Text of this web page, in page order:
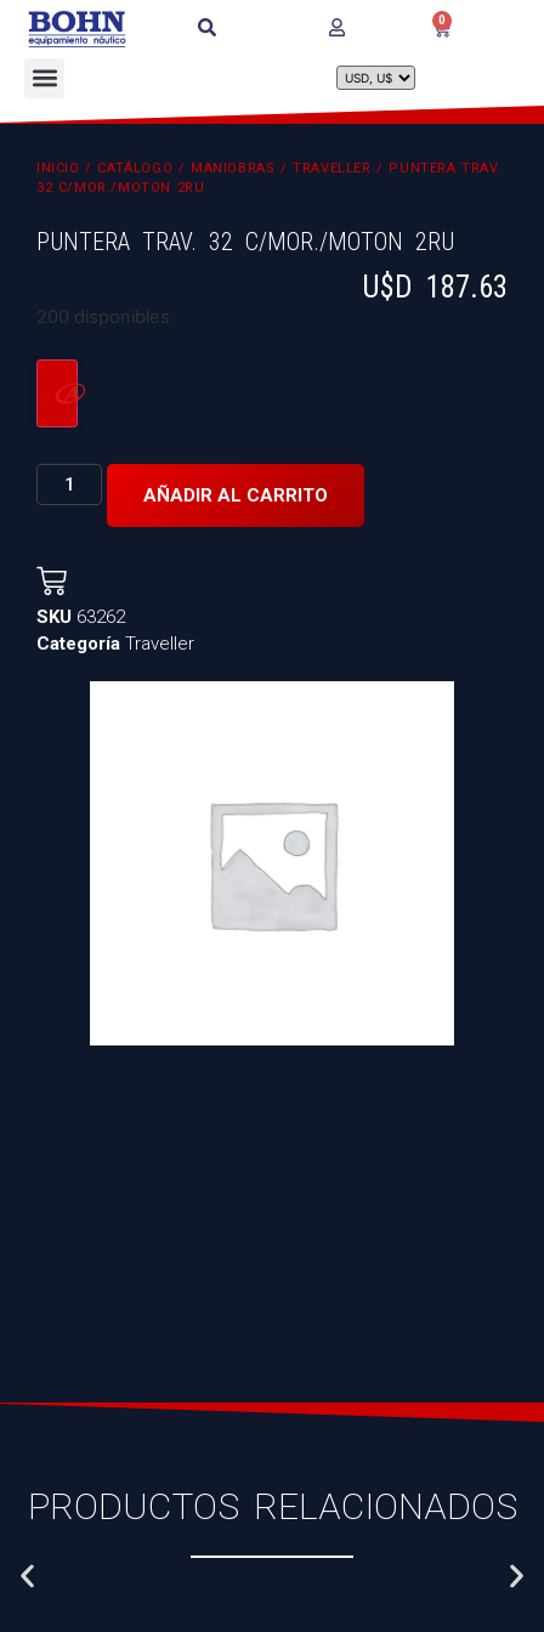
0
INICIO / CATÁLOGO / MANIOBRAS /TRAVELLER / PUNTERA TRAV.
32 C/MOR./MOTON 2RU
PUNTERA TRAV. 32 C/MOR./MOTON 2RU
U$D 187.63
200 disponibles
AÑADIR AL CARRITO
SKU 63262
Categoría Traveller
PRODUCTOS RELACIONADOS